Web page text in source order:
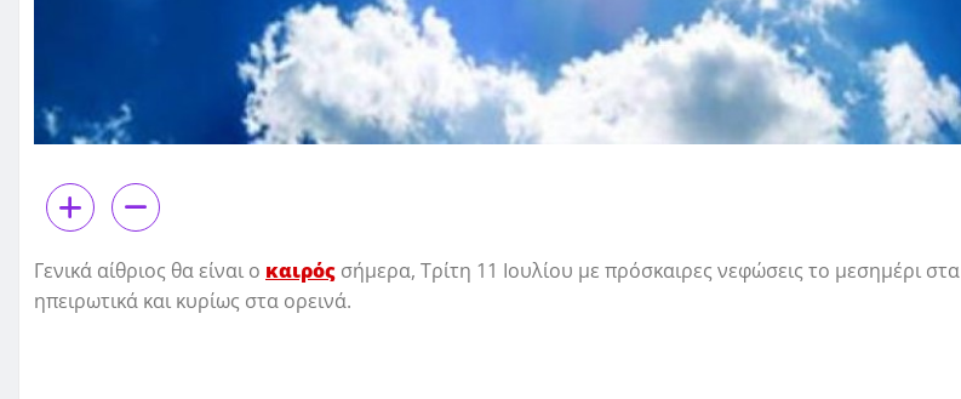
Γενικά αίθριος θα είναι ο καιρός σήμερα, Τρίτη 11 Ιουλίου με πρόσκαιρες νεφώσεις το μεσημέρι στα
ηπειρωτικά και κυρίως στα ορεινά.